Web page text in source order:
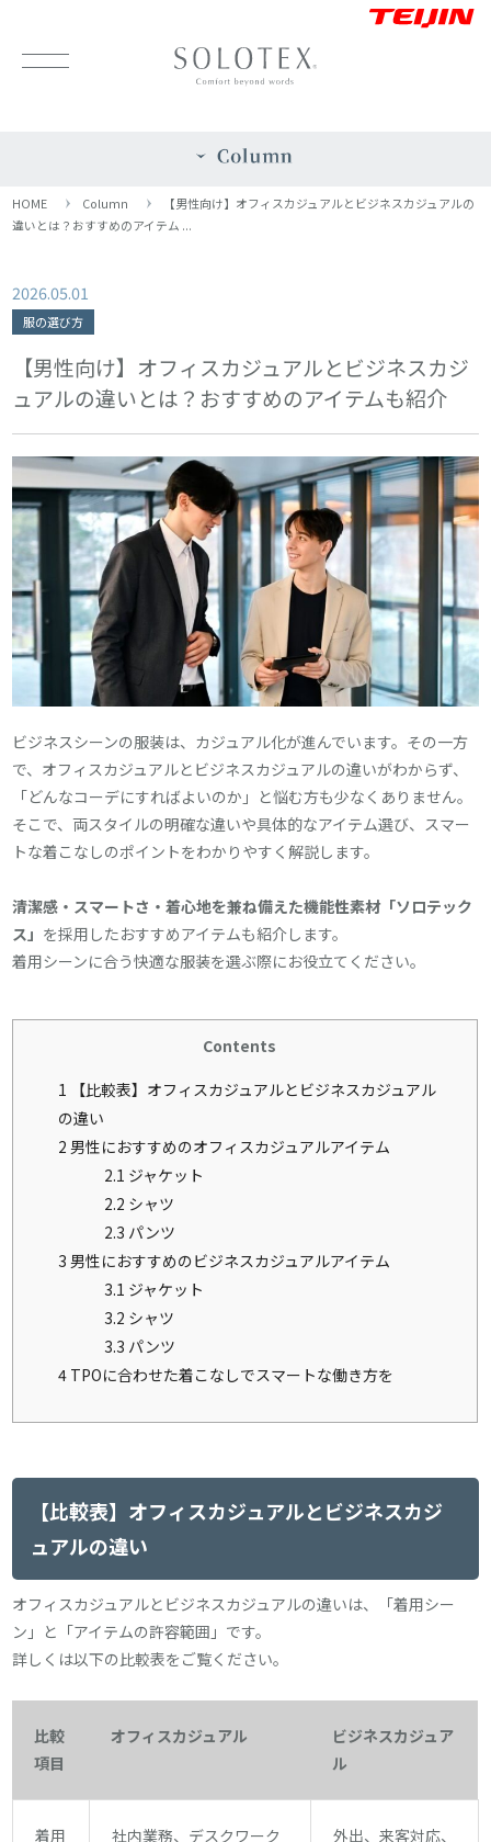
HOME Column
【男性向け】オフィスカジュアルとビジネスカジュアルの
違いとは？おすすめのアイテム ...
2026.05.01
服の選び方
【男性向け】オフィスカジュアルとビジネスカジ
ュアルの違いとは？おすすめのアイテムも紹介
ビジネスシーンの服装は、カジュアル化が進んでいます。その一方
で、オフィスカジュアルとビジネスカジュアルの違いがわからず、
「どんなコーデにすればよいのか」と悩む方も少なくありません。
そこで、両スタイルの明確な違いや具体的なアイテム選び、スマー
トな着こなしのポイントをわかりやすく解説します。
清潔感・スマートさ・着心地を兼ね備えた機能性素材「ソロテック
ス」 を採用したおすすめアイテムも紹介します。
着用シーンに合う快適な服装を選ぶ際にお役立てください。
Contents
1
【比較表】オフィスカジュアルとビジネスカジュアル
の違い
2 男性におすすめのオフィスカジュアルアイテム
2.1 ジャケット
2.2 シャツ
2.3 パンツ
3 男性におすすめのビジネスカジュアルアイテム
3.1 ジャケット
3.2 シャツ
3.3 パンツ
4 TPOに合わせた着こなしでスマートな働き方を
【比較表】オフィスカジュアルとビジネスカジ
ュアルの違い
オフィスカジュアルとビジネスカジュアルの違いは、「着用シー
ン」と「アイテムの許容範囲」です。
詳しくは以下の比較表をご覧ください。
比較
項目
オフィスカジュアル
ビジネスカジュア
ル
着用
社内業務、デスクワーク
外出、来客対応、